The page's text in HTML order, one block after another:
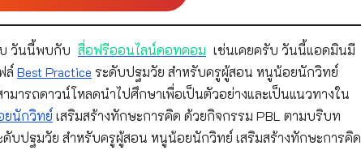
วันนี้พบกับ สื่อฟรีออนไลน์ดอทคอม เช่นเคยครับ วันนี้แอดมินมี
ล์ Best Practice ระดับปฐมวัย สำหรับครูผู้สอน หนูน้อยนักวิทย์
มารถดาวน์โหลดนำไปศึกษาเพื่อเป็นตัวอย่างและเป็นแนวทางใน
นักวิทย์ เสริมสร้างทักษะการคิด ด้วยกิจกรรม PBL ตามบริบท
ดับปฐมวัย สำหรับครูผู้สอน หนูน้อยนักวิทย์ เสริมสร้างทักษะการคิด